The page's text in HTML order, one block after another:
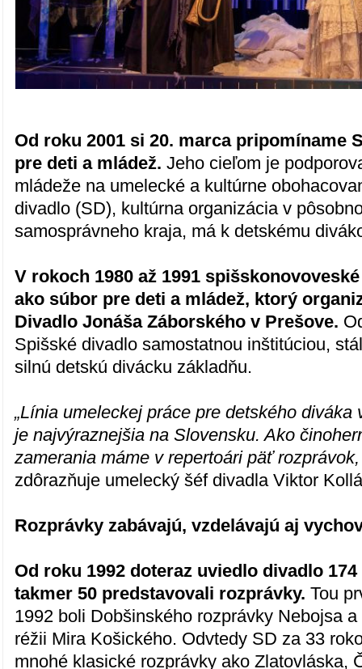
Od roku 2001 si 20. marca pripomíname
pre deti a mládež.Jeho cieľom je
mládeže na umelecké a kultúrne
divadlo (SD), kultúrna organizácia v
samosprávneho kraja, má k detskému
V rokoch 1980 až 1991
ako súbor pre deti a mládež, ktorý
Divadlo Jonáša Záborského v Prešove.
Spišské divadlo samostatnou inštitúciou,
silnú detskú divácku základňu.
„Línia umeleckej práce pre detského diváka
je najvýraznejšia na Slovensku. Ako
zamerania máme v repertoári päť
zdôrazňuje umelecký šéf divadla Viktor
Rozprávky zabávajú, vzdelávajú aj
Od roku 1992 doteraz uviedlo divadlo
takmer 50 predstavovali rozprávky.Tou
1992 boli Dobšinského rozprávky Nebojsa
réžii Mira Košického. Odvtedy SD za 33
mnohé klasické rozprávky ako Zlatovláska,